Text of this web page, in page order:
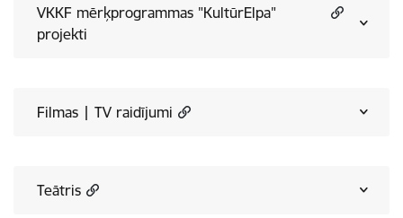
VKKF mērķprogrammas "KultūrElpa"
projekti
Filmas | TV raidījumi
Teātris